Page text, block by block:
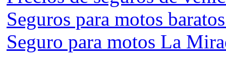
Seguros para motos
Seguro para motos La